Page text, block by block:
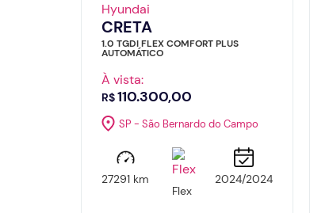
Hyundai
CRETA
1.0 TGDI FLEX COMFORT PLUS
AUTOMÁTICO
À vista:
R$110.300,00
SP - São Bernardo do Campo
27291 km
Flex
2024/2024